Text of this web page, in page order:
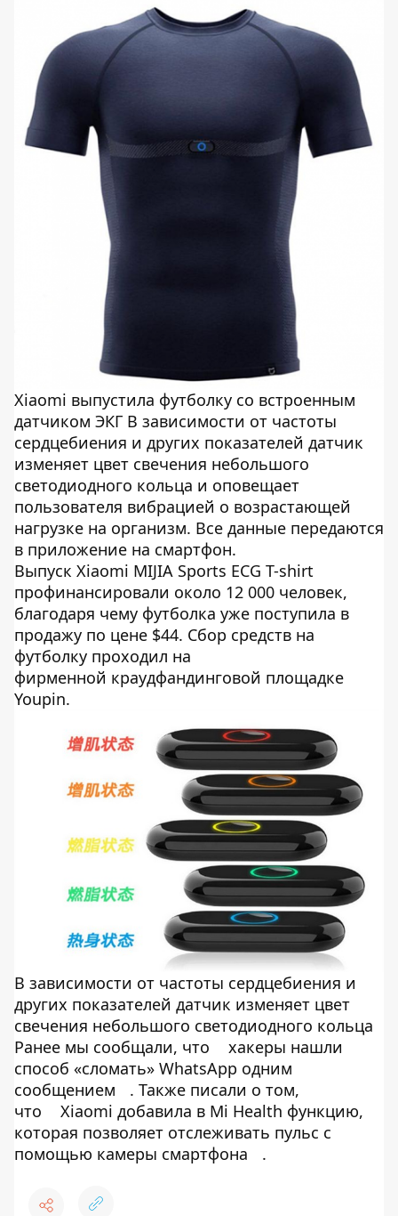
Xiaomi выпустила футболку со встроенным
датчиком ЭКГ В зависимости от частоты
сердцебиения и других показателей датчик
изменяет цвет свечения небольшого
светодиодного кольца и оповещает
пользователя вибрацией о возрастающей
нагрузке на организм. Все данные передаются
в приложение на смартфон.
Выпуск Xiaomi MIJIA Sports ECG T-shirt
профинансировали около 12 000 человек,
благодаря чему футболка уже поступила в
продажу по цене $44. Сбор средств на
футболку проходил на
фирменной краудфандинговой площадке
Youpin.
В зависимости от частоты сердцебиения и
других показателей датчик изменяет цвет
свечения небольшого светодиодного кольца
Ранее мы сообщали, что
хакеры нашли
способ «сломать» WhatsApp одним
сообщением
. Также писали о том,
что
Xiaomi добавила в Mi Health функцию,
которая позволяет отслеживать пульс с
помощью камеры смартфона
.